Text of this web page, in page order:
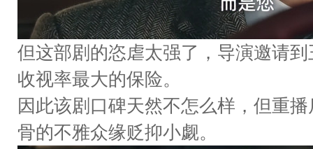
但这部剧的恣虐太强了，导演邀请
收视率最大的保险。
因此该剧口碑天然不怎么样，但重
骨的不雅众缘贬抑小觑。